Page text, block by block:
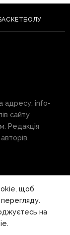
адресу: info-
сайту
Редакція
щоб
на